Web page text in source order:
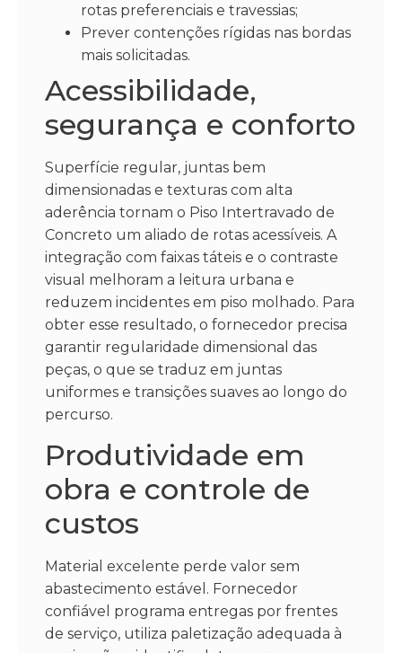
rotas preferenciais e travessias;
Prever contenções rígidas nas bordas
mais solicitadas.
Acessibilidade,
segurança e conforto
Superfície regular, juntas bem
dimensionadas e texturas com alta
aderência tornam o Piso Intertravado de
Concreto um aliado de rotas acessíveis. A
integração com faixas táteis e o contraste
visual melhoram a leitura urbana e
reduzem incidentes em piso molhado. Para
obter esse resultado, o fornecedor precisa
garantir regularidade dimensional das
peças, o que se traduz em juntas
uniformes e transições suaves ao longo do
percurso.
Produtividade em
obra e controle de
custos
Material excelente perde valor sem
abastecimento estável. Fornecedor
confiável programa entregas por frentes
de serviço, utiliza paletização adequada à